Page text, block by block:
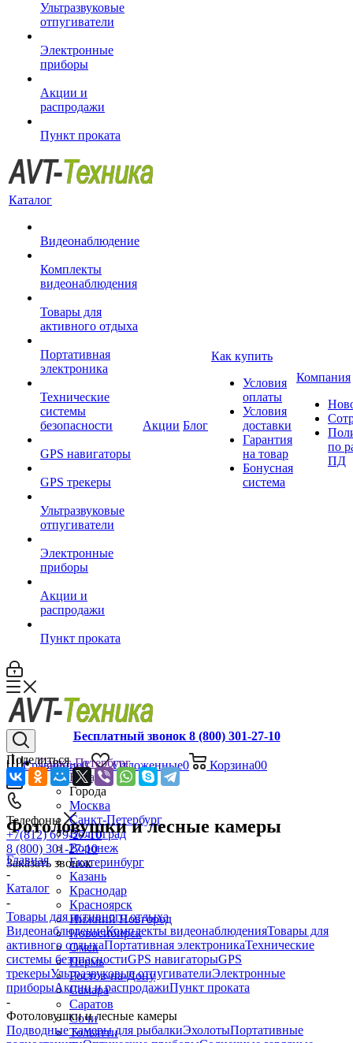
Ультразвуковые
отпугиватели
Электронные
приборы
Акции и
распродажи
Пункт проката
Каталог
Видеонаблюдение
Комплекты
видеонаблюдения
Товары для
активного отдыха
Портативная
электроника
Технические
системы
безопасности
GPS навигаторы
GPS трекеры
Ультразвуковые
отпугиватели
Электронные
приборы
Акции и
распродажи
Пункт проката
Акции Блог
Как купить
Условия
оплаты
Условия
доставки
Гарантия
на товар
Бонусная
система
Компания
по
ПД
Сравнение0 Отложенные0 Корзина00
Телефоны
+7(812) 679-27-10
8 (800) 301-27-10
Заказать звонок
Бесплатный звонок 8 (800) 301-27-10
Санкт-Петербург
Назад
Города
Москва
Санкт-Петербург
Волгоград
Воронеж
Екатеринбург
Казань
Краснодар
Красноярск
Нижний Новгород
Новосибирск
Омск
Пермь
Ростов-на-Дону
Самара
Саратов
Сочи
Тольятти
Поделиться
Фотоловушки и лесные камеры
Главная
-
Каталог
-
Товары для активного отдыха
ВидеонаблюдениеКомплекты видеонаблюденияТовары для
активного отдыхаПортативная электроникаТехнические
системы безопасностиGPS навигаторыGPS
трекерыУльтразвуковые отпугивателиЭлектронные
приборыАкции и распродажиПункт проката
-
Фотоловушки и лесные камеры
Подводные камеры для рыбалкиЭхолотыПортативные